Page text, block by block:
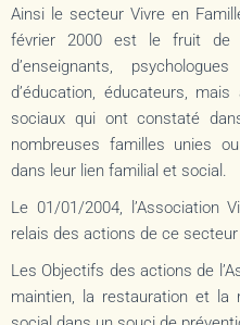
Ainsi le secteur Vivre en
février 2000 est le fruit de
d’enseignants,
d’éducation, éducateurs,
sociaux qui ont constaté
nombreuses familles unies
dans leur lien familial et social.
Le 01/01/2004,
l’Association
relais des actions de ce
Les Objectifs des actions de
maintien, la restauration et la